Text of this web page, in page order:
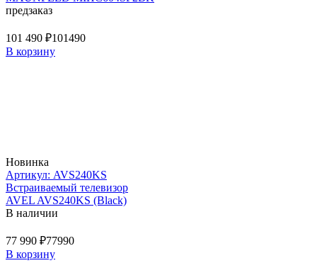
предзаказ
101 490 ₽101490
В корзину
Новинка
Артикул: AVS240KS
Встраиваемый телевизор
AVEL AVS240KS (Black)
В наличии
77 990 ₽77990
В корзину